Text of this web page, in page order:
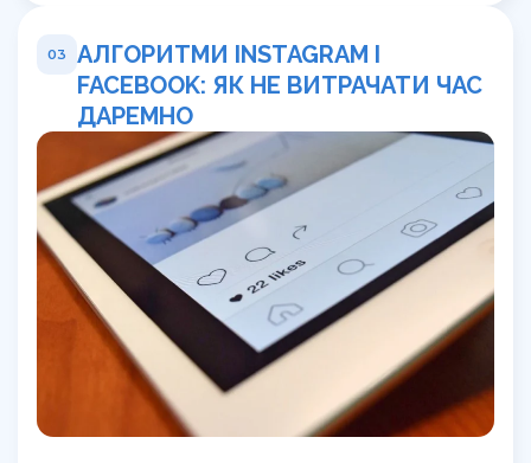
03
АЛГОРИТМИ INSTAGRAM І
FACEBOOK: ЯК НЕ ВИТРАЧАТИ ЧАС
ДАРЕМНО